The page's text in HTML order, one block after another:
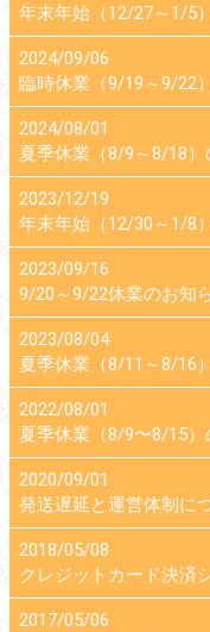
年末年始（12/27～1/5
2024/09/06
臨時休業（9/19～9/22
2024/08/01
夏季休業（8/9～8/18
2023/12/19
年末年始（12/30～1/8
2023/09/16
9/20～9/22休業のお知
2023/08/04
夏季休業（8/11～8/16
2022/08/01
夏季休業（8/9〜8/15
2020/09/01
発送遅延と運営体制に
2018/05/08
クレジットカード決済
2017/05/06